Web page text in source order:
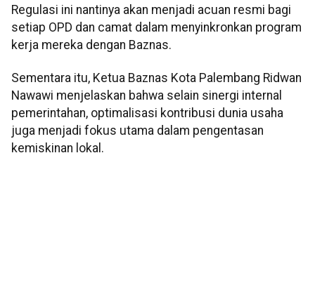
Regulasi ini nantinya akan menjadi acuan resmi bagi
setiap OPD dan camat dalam menyinkronkan program
kerja mereka dengan Baznas.
Sementara itu, Ketua Baznas Kota Palembang Ridwan
Nawawi menjelaskan bahwa selain sinergi internal
pemerintahan, optimalisasi kontribusi dunia usaha
juga menjadi fokus utama dalam pengentasan
kemiskinan lokal.